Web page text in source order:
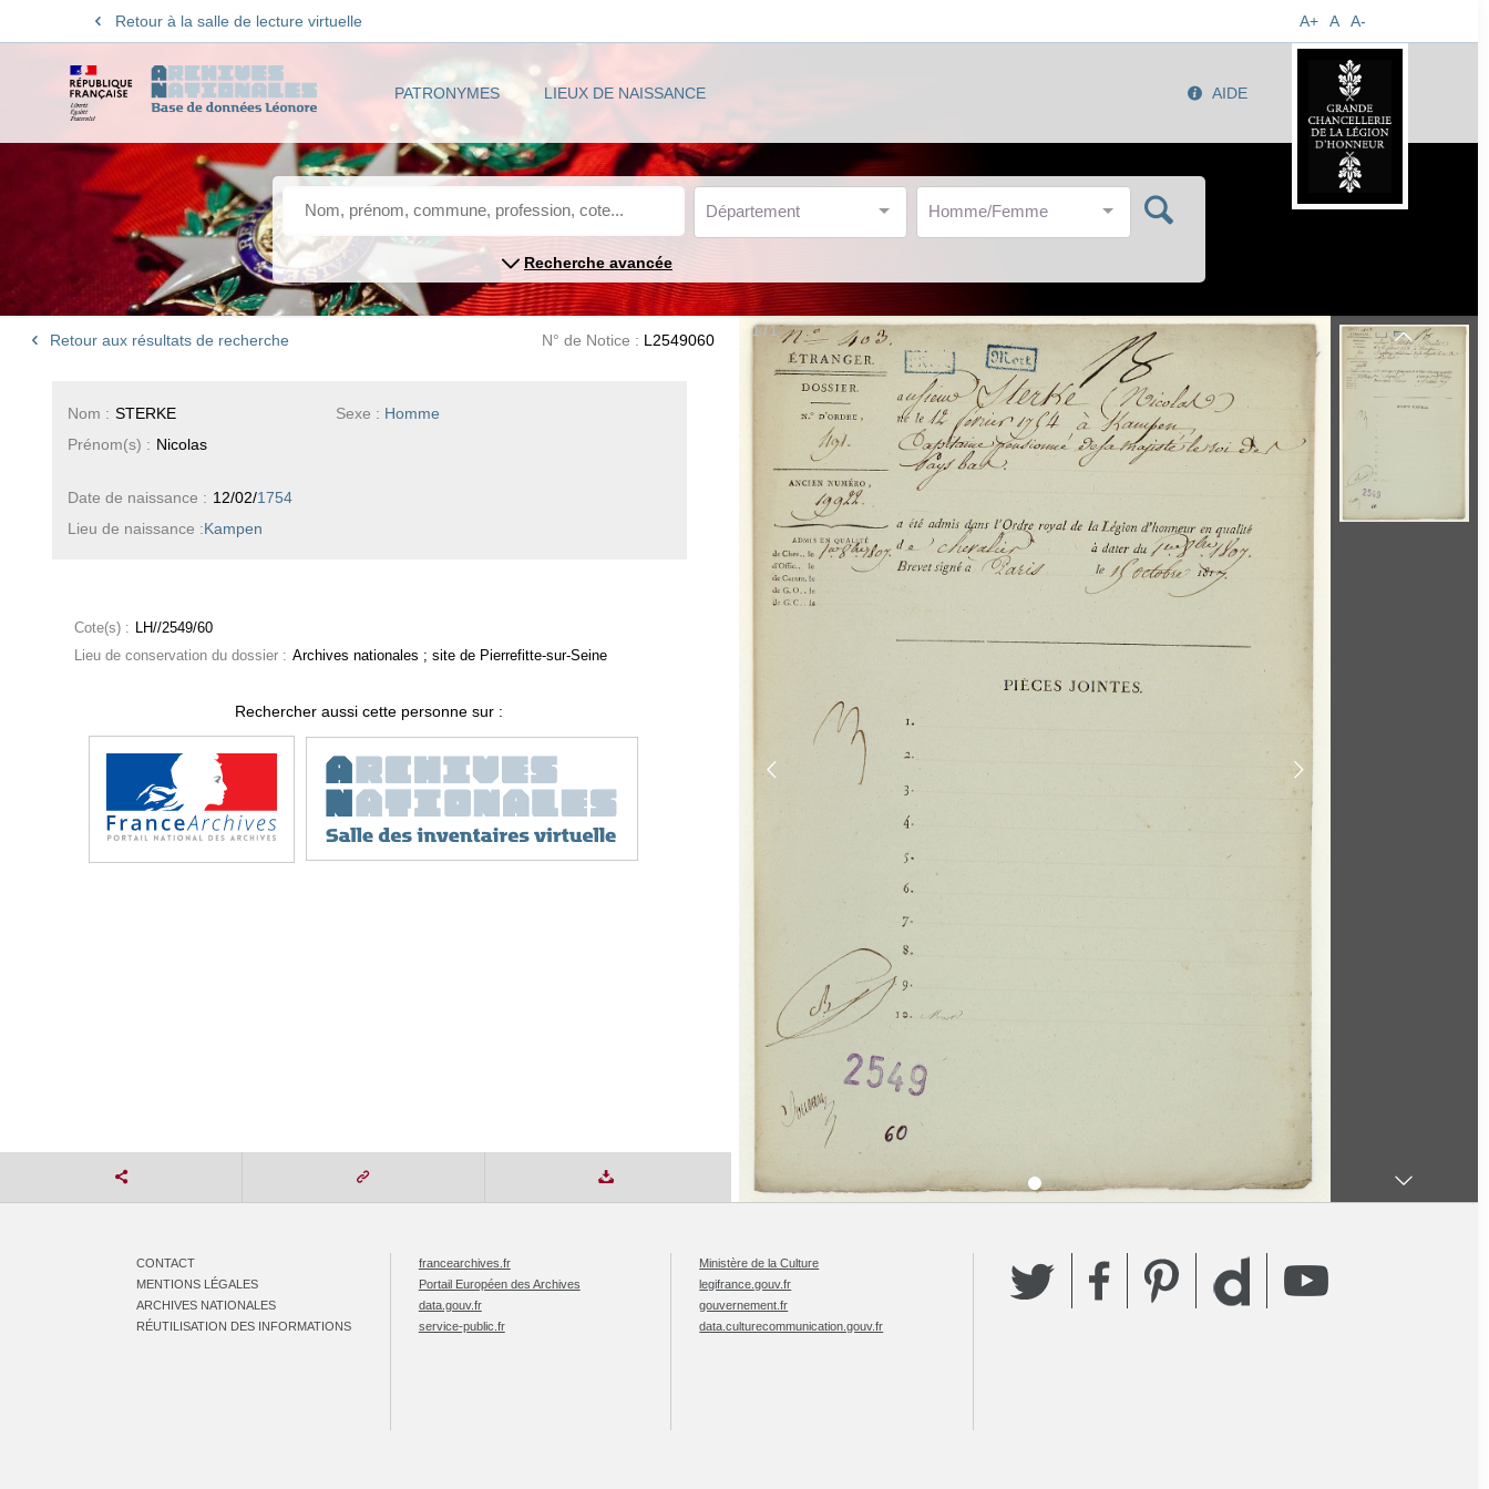
Retour à la salle de lecture virtuelle A+ A A-
PATRONYMES LIEUX DE NAISSANCE AIDE
Département Homme/Femme
Recherche avancée
Retour aux résultats de recherche N° de Notice : L2549060
Sexe : Homme
Nom : STERKE
Prénom(s) : Nicolas
Date de naissance : 12/02/1754
Lieu de naissance :Kampen
Cote(s) : LH//2549/60
Lieu de conservation du dossier : Archives nationales ; site de Pierrefitte-sur-Seine
Rechercher aussi cette personne sur :
1 / 1
CONTACT
MENTIONS LÉGALES
ARCHIVES NATIONALES
RÉUTILISATION DES INFORMATIONS
francearchives.fr
Portail Européen des Archives
data.gouv.fr
service-public.fr
Ministère de la Culture
legifrance.gouv.fr
gouvernement.fr
data.culturecommunication.gouv.fr